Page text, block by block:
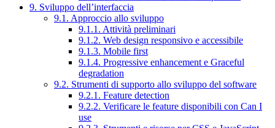
9. Sviluppo dell’interfaccia
9.1. Approccio allo sviluppo
9.1.1. Attività preliminari
9.1.2. Web design responsivo e accessibile
9.1.3. Mobile first
9.1.4. Progressive enhancement e Graceful
degradation
9.2. Strumenti di supporto allo sviluppo del software
9.2.1. Feature detection
9.2.2. Verificare le feature disponibili con Can I
use